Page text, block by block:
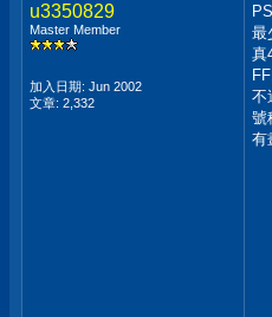
u3350829
Master Member
加入日期: Jun 2002
文章: 2,332
最
真
不
號
有